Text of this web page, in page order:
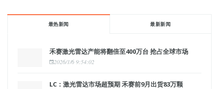
最热新闻 最新新闻
禾赛激光雷达产能将翻倍至400万台 抢占全球市场
2026/1/6 9:54:02
LC：激光雷达市场超预期 禾赛前9月出货83万颗